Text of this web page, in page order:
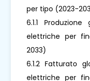
per tipo (2023-
6.1.1
elettriche per
2033)
6.1.2 Fatturato
elettriche per